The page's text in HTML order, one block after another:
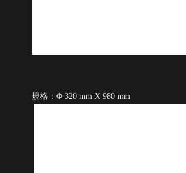
規格： Φ 320 mm X 980 mm